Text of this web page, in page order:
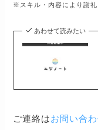
※スキル・内容により謝礼
あわせて読みたい
ご連絡はお問い合